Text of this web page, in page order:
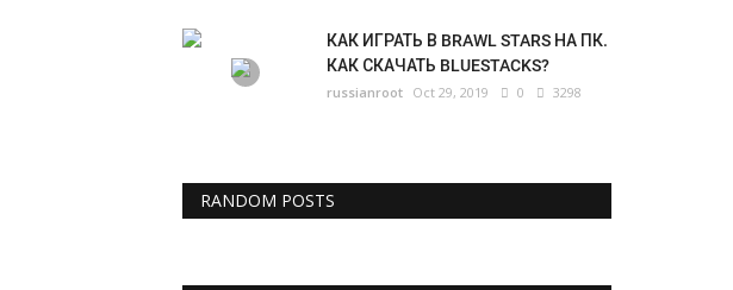
КАК ИГРАТЬ В BRAWL STARS НА ПК.
КАК СКАЧАТЬ BLUESTACKS?
russianroot Oct 29, 2019 0 3298
RANDOM POSTS